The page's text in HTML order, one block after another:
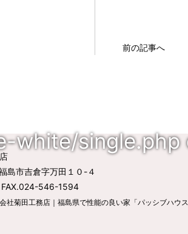
white/single.php
前の記事へ
島市吉倉字万田１０-４
546-1594
社菊田工務店｜福島県で性能の良い家「パッシブハウ